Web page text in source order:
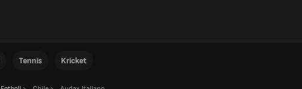
Tennis Kricket